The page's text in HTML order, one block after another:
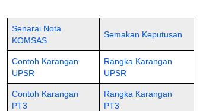
Senarai Nota
KOMSAS
Semakan Keputusan
Contoh Karangan
UPSR
Rangka Karangan
UPSR
Contoh Karangan
PT3
Rangka Karangan
PT3